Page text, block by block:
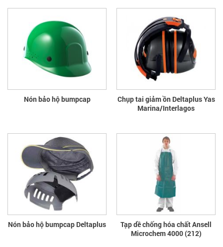
Nón bảo hộ bumpcap
Chụp tai giảm ồn Deltaplus Yas
Marina/Interlagos
Nón bảo hộ bumpcap Deltaplus
Tạp dề chống hóa chất Ansell
Microchem 4000 (212)